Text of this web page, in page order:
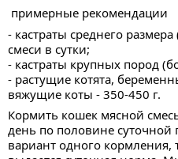
примерные рекомендации
- кастраты среднего
смеси в сутки;
- кастраты крупных пород
- растущие котята,
вяжущие коты - 350-450 г.
Кормить кошек мясной
день по половине
вариант одного кормления,